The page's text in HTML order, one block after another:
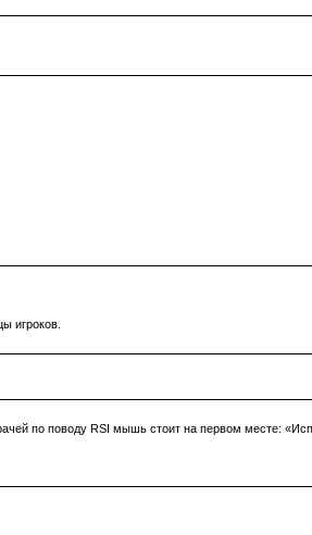
игроков.
по поводу RSI мышь стоит на первом месте: